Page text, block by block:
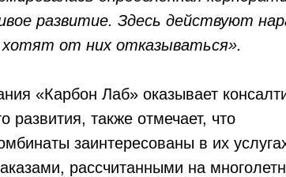
развитие. Здесь действуют
от них отказываться».
«Карбон Лаб» оказывает
развития, также отмечает, что
заинтересованы в их
рассчитанными на